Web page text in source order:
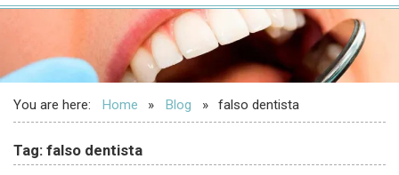
You are here: Home Blog falso dentista
Tag: falso dentista